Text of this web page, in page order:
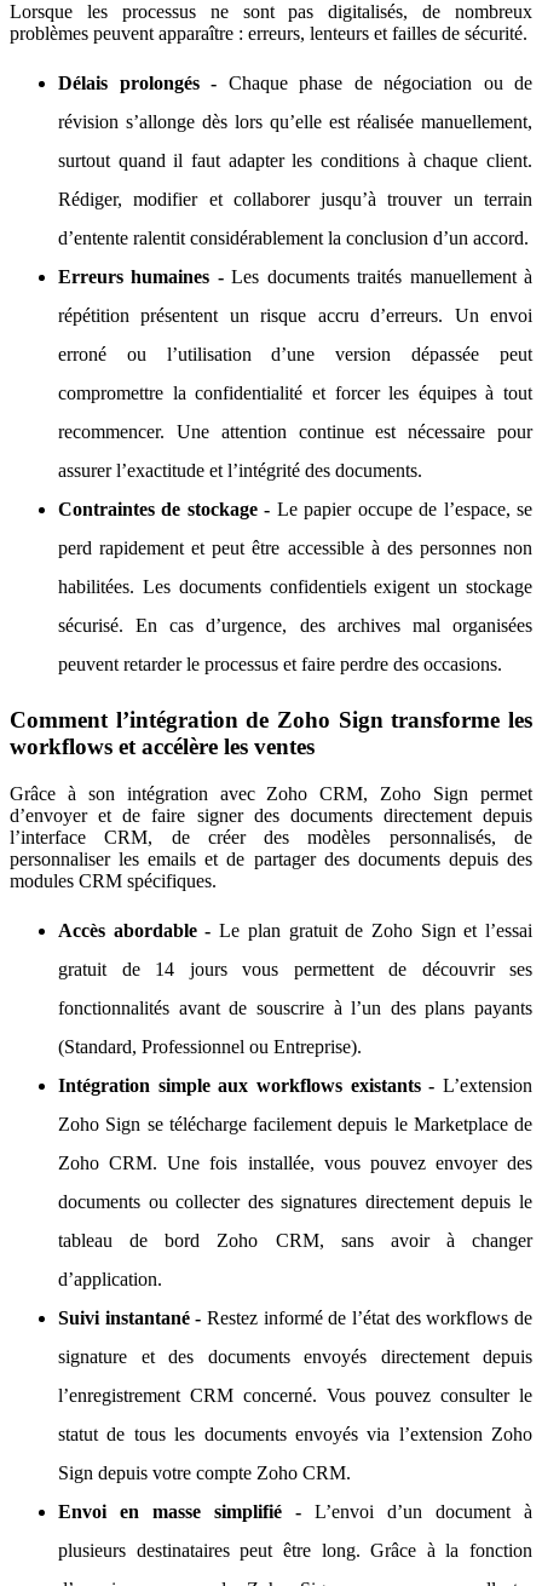
Lorsque les processus ne sont pas digitalisés, de nombreux
problèmes peuvent apparaître : erreurs, lenteurs et failles de sécurité.
Délais prolongés - Chaque phase de négociation ou de
révision s’allonge dès lors qu’elle est réalisée manuellement,
surtout quand il faut adapter les conditions à chaque client.
Rédiger, modifier et collaborer jusqu’à trouver un terrain
d’entente ralentit considérablement la conclusion d’un accord.
Erreurs humaines -Les documents traités manuellement à
répétition présentent un risque accru d’erreurs. Un envoi
erroné ou l’utilisation d’une version dépassée peut
compromettre la confidentialité et forcer les équipes à tout
recommencer. Une attention continue est nécessaire pour
assurer l’exactitude et l’intégrité des documents.
Contraintes de stockage - Le papier occupe de l’espace, se
perd rapidement et peut être accessible à des personnes non
habilitées. Les documents confidentiels exigent un stockage
sécurisé. En cas d’urgence, des archives mal organisées
peuvent retarder le processus et faire perdre des occasions.
Comment l’intégration de Zoho Sign transforme les
workflows et accélère les ventes
Grâce à son intégration avec Zoho CRM, Zoho Sign permet
d’envoyer et de faire signer des documents directement depuis
l’interface CRM, de créer des modèles personnalisés, de
personnaliser les emails et de partager des documents depuis des
modules CRM spécifiques.
Accès abordable -Le plan gratuit de Zoho Sign et l’essai
gratuit de 14 jours vous permettent de découvrir ses
fonctionnalités avant de souscrire à l’un des plans payants
(Standard, Professionnel ou Entreprise).
Intégration simple aux workflows existants - L’extension
Zoho Sign se télécharge facilement depuis le Marketplace de
Zoho CRM. Une fois installée, vous pouvez envoyer des
documents ou collecter des signatures directement depuis le
tableau de bord Zoho CRM, sans avoir à changer
d’application.
Suivi instantané - Restez informé de l’état des workflows de
signature et des documents envoyés directement depuis
l’enregistrement CRM concerné. Vous pouvez consulter le
statut de tous les documents envoyés via l’extension Zoho
Sign depuis votre compte Zoho CRM.
Envoi en masse simplifié - L’envoi d’un document à
plusieurs destinataires peut être long. Grâce à la fonction